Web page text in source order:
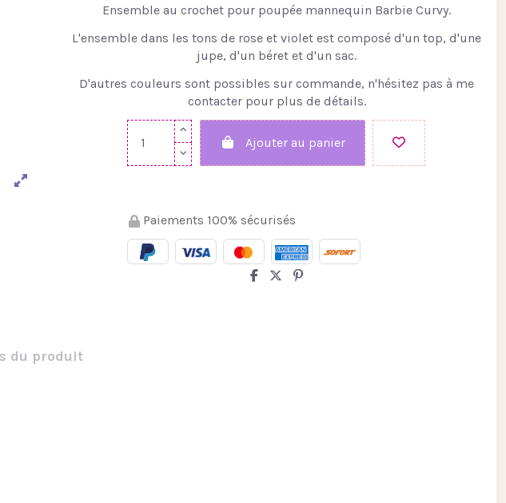
Ensemble au crochet pour poupée mannequin Barbie Curvy.
L'ensemble dans les tons de rose et violet est composé d'un top, d'une
jupe, d'un béret et d'un sac.
D'autres couleurs sont possibles sur commande, n'hésitez pas à me
contacter pour plus de détails.
Ajouter au panier
Paiements 100% sécurisés
du produit